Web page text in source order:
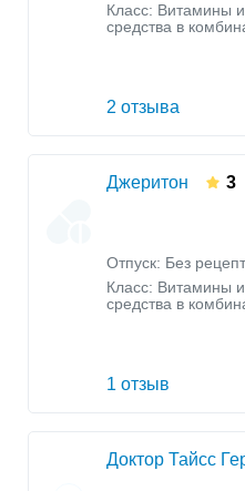
Класс: Витамины
средства в
2 отзыва
Джеритон 3
Отпуск: Без
Класс: Витамины
средства в
1 отзыв
Доктор Тайсс